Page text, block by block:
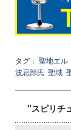
タグ： 聖地エル
波忌部氏 聖域
"スピリチ